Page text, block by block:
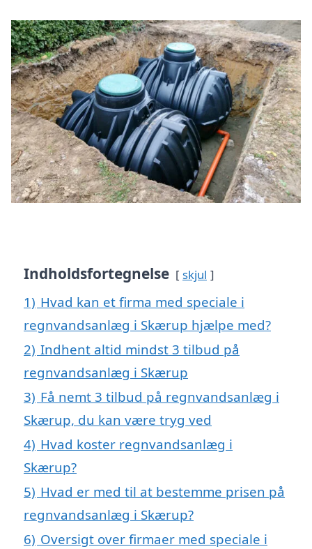
Indholdsfortegnelse skjul
1) Hvad kan et firma med speciale i
regnvandsanlæg i Skærup hjælpe med?
2) Indhent altid mindst 3 tilbud på
regnvandsanlæg i Skærup
3) Få nemt 3 tilbud på regnvandsanlæg i
Skærup, du kan være tryg ved
4) Hvad koster regnvandsanlæg i
Skærup?
5) Hvad er med til at bestemme prisen på
regnvandsanlæg i Skærup?
6) Oversigt over firmaer med speciale i